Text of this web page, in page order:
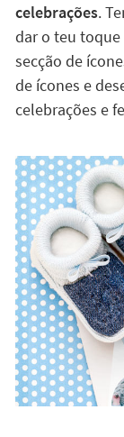
celebrações.
dar o teu
secção de
de ícones e
celebrações e